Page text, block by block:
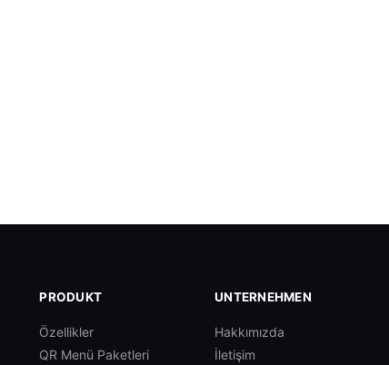
PRODUKT
Özellikler
QR Menü Paketleri
UNTERNEHMEN
Hakkımızda
İletişim